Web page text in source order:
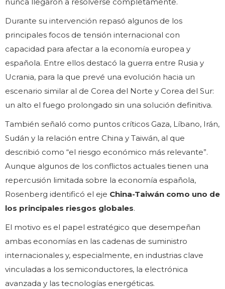
Durante su intervención repasó algunos de los
principales focos de tensión internacional con
capacidad para afectar a la economía europea y
española. Entre ellos destacó la guerra entre Rusia y
Ucrania, para la que prevé una evolución hacia un
escenario similar al de Corea del Norte y Corea del Sur:
un alto el fuego prolongado sin una solución definitiva.
También señaló como puntos críticos Gaza, Líbano, Irán,
Sudán y la relación entre China y Taiwán, al que
describió como “el riesgo económico más relevante”.
Aunque algunos de los conflictos actuales tienen una
repercusión limitada sobre la economía española,
Rosenberg identificó el eje China-Taiwán como uno de
los principales riesgos globales.
El motivo es el papel estratégico que desempeñan
ambas economías en las cadenas de suministro
internacionales y, especialmente, en industrias clave
vinculadas a los semiconductores, la electrónica
avanzada y las tecnologías energéticas.